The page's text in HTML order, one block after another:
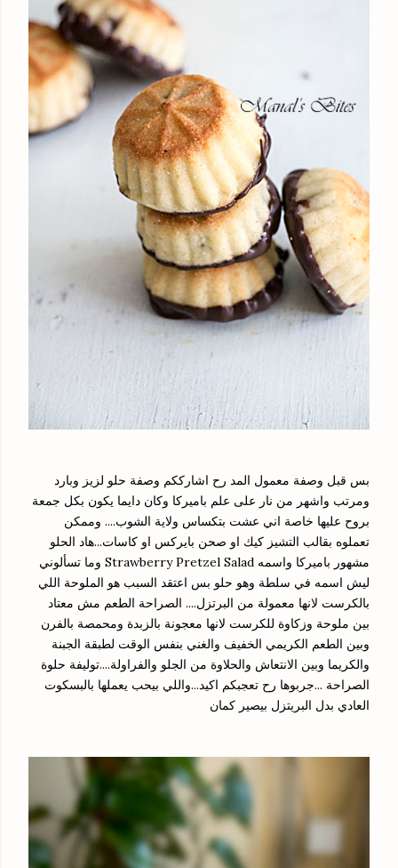
بس قبل وصفة معمول المد رح اشارككم وصفة حلو لزيز وبارد
ومرتب واشهر من نار على علم باميركا وكان دايما يكون بكل جمعة
بروح عليها خاصة اني عشت بتكساس ولاية الشوب.... وممكن
تعملوه بقالب التشيز كيك او صحن بايركس او كاسات...هاد الحلو
مشهور باميركا واسمه Strawberry Pretzel Salad وما تسألوني
ليش اسمه في سلطة وهو حلو بس اعتقد السبب هو الملوحة اللي
بالكرست لانها معمولة من البرتزل.... الصراحة الطعم مش معتاد
بين ملوحة وزكاوة للكرست لانها معجونة بالزبدة ومحمصة بالفرن
وبين الطعم الكريمي الخفيف والغني بنفس الوقت لطبقة الجبنة
والكريما وبين الانتعاش والحلاوة من الجلو والفراولة....توليفة حلوة
الصراحة ...جربوها رح تعجبكم اكيد...واللي بيحب يعملها بالبسكوت
العادي بدل البريتزل بيصير كمان